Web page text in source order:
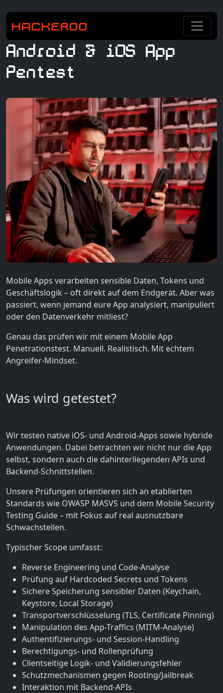
Android & iOS App
Pentest
Mobile Apps verarbeiten sensible Daten, Tokens und
Geschäftslogik – oft direkt auf dem Endgerät. Aber was
passiert, wenn jemand eure App analysiert, manipuliert
oder den Datenverkehr mitliest?
Genau das prüfen wir mit einem Mobile App
Penetrationstest. Manuell. Realistisch. Mit echtem
Angreifer-Mindset.
Was wird getestet?
Wir testen native iOS- und Android-Apps sowie hybride
Anwendungen. Dabei betrachten wir nicht nur die App
selbst, sondern auch die dahinterliegenden APIs und
Backend-Schnittstellen.
Unsere Prüfungen orientieren sich an etablierten
Standards wie OWASP MASVS und dem Mobile Security
Testing Guide – mit Fokus auf real ausnutzbare
Schwachstellen.
Typischer Scope umfasst:
Reverse Engineering und Code-Analyse
Prüfung auf Hardcoded Secrets und Tokens
Sichere Speicherung sensibler Daten (Keychain,
Keystore, Local Storage)
Transportverschlüsselung (TLS, Certificate Pinning)
Manipulation des App-Traffics (MITM-Analyse)
Authentifizierungs- und Session-Handling
Berechtigungs- und Rollenprüfung
Clientseitige Logik- und Validierungsfehler
Schutzmechanismen gegen Rooting/Jailbreak
Interaktion mit Backend-APIs